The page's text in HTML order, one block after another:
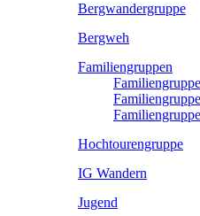
Bergwandergruppe
Bergweh
Familiengruppen
Hochtourengruppe
IG Wandern
Jugend